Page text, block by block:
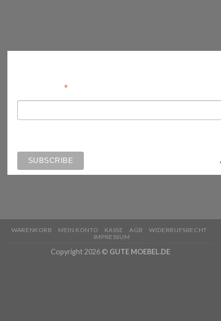
*
WARENKORB MEIN KONTO KASSE AGB
WIDERRUFSRECHT
IMPRESSUM
Copyright 2026 © GUTE MOEBEL.DE